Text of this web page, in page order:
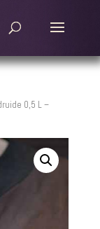
0,5 L –